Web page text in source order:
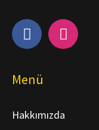
Menü
Hakkımızda